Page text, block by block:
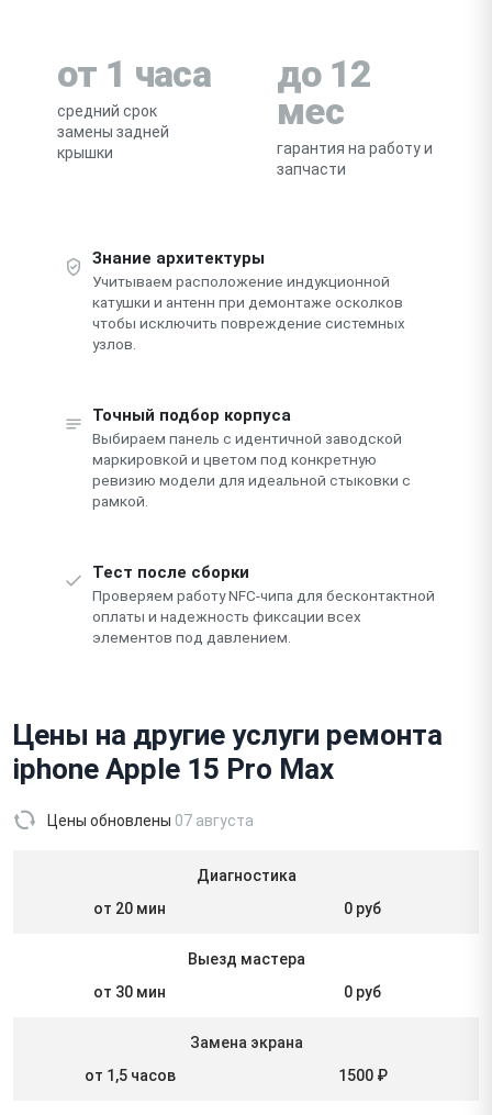
от 1 часа
средний срок
замены задней
крышки
до 12
мес
гарантия на работу и
запчасти
Знание архитектуры
Учитываем расположение индукционной
катушки и антенн при демонтаже осколков
чтобы исключить повреждение системных
узлов.
Точный подбор корпуса
Выбираем панель с идентичной заводской
маркировкой и цветом под конкретную
ревизию модели для идеальной стыковки с
рамкой.
Тест после сборки
Проверяем работу NFC-чипа для бесконтактной
оплаты и надежность фиксации всех
элементов под давлением.
Цены на другие услуги ремонта
iphone Apple 15 Pro Max
Цены обновлены 07 августа
Диагностика
от 20 мин
0 руб
Выезд мастера
от 30 мин
0 руб
Замена экрана
от 1,5 часов
1500 ₽